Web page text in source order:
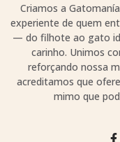
Criamos a
experiente de quem
— do filhote ao gato
carinho. Unimos
reforçando nossa
acreditamos que
mimo que